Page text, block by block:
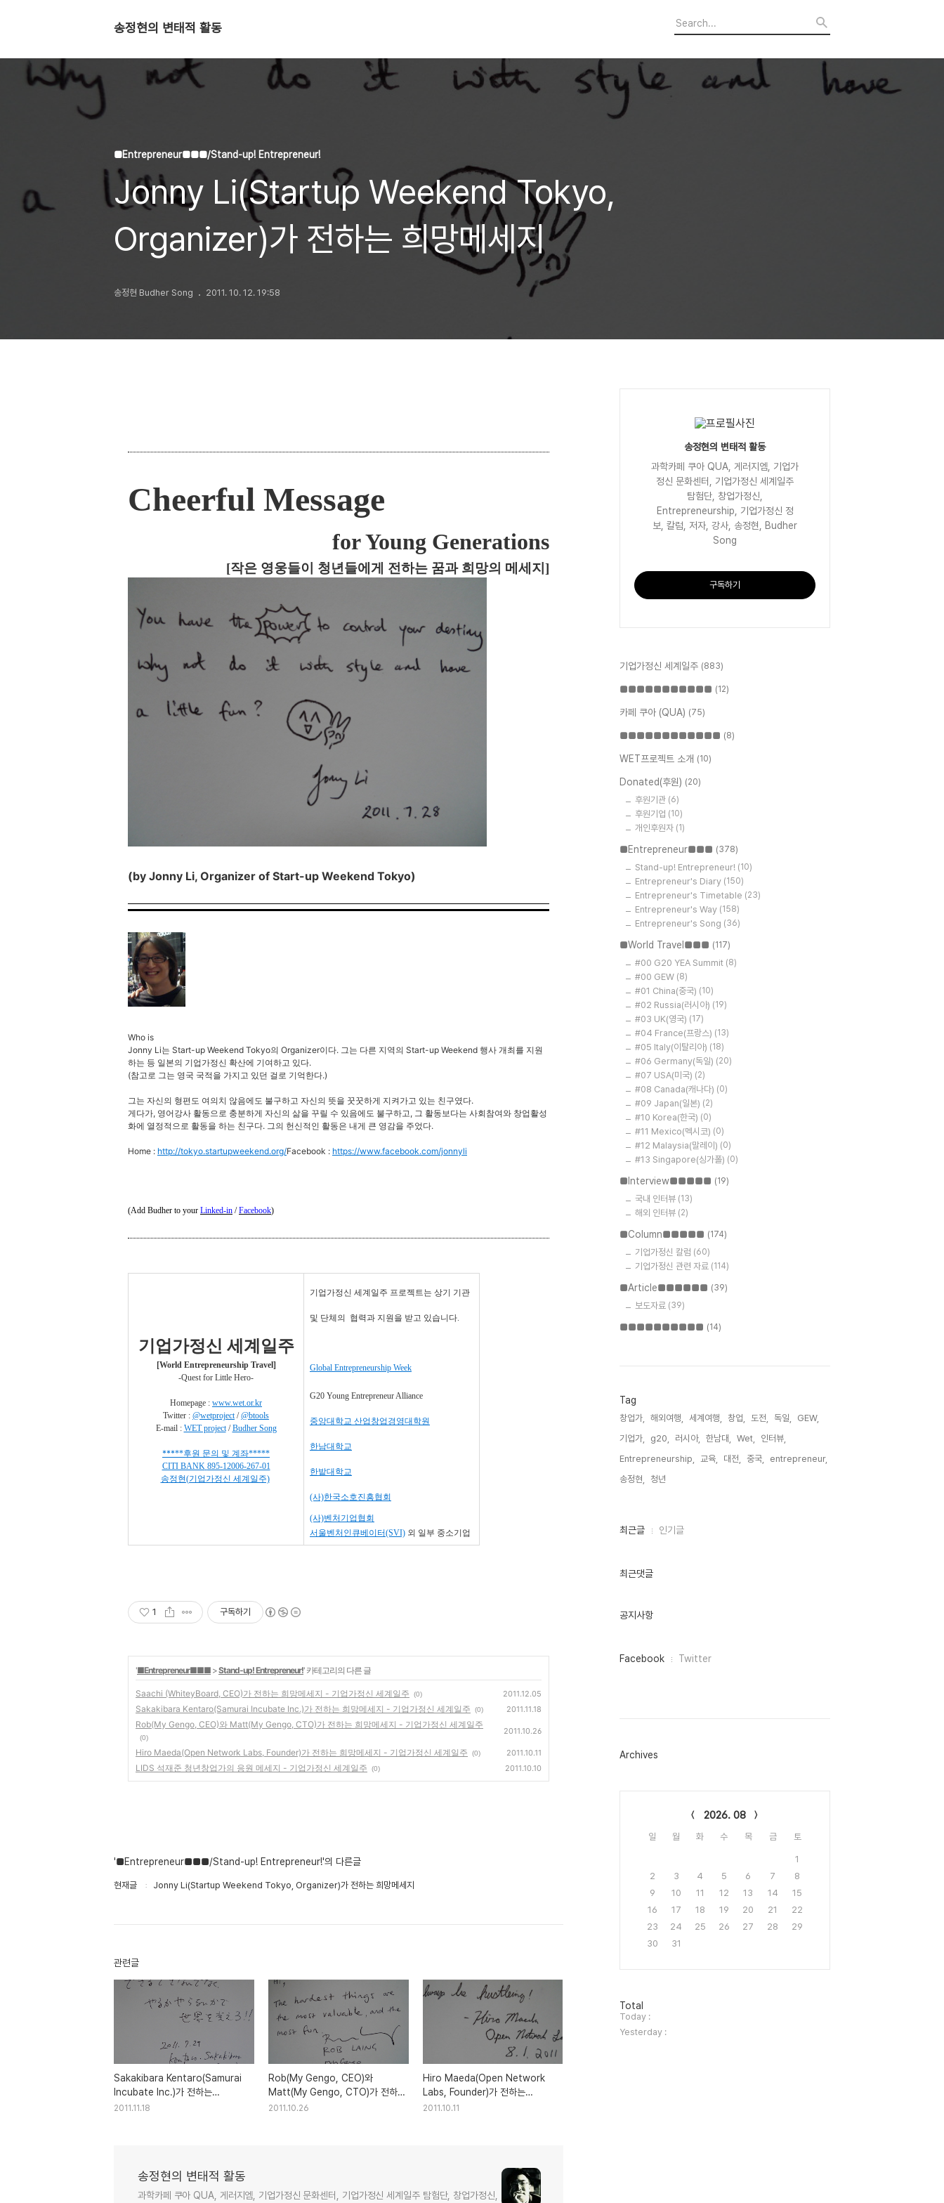
송정현의 변태적 활동
■Entrepreneur■■■/Stand-up! Entrepreneur!
Jonny Li(Startup Weekend Tokyo,
Organizer)가 전하는 희망메세지
송정현 Budher Song 2011. 10. 12. 19:58
Cheerful Message
for Young Generations
[작은 영웅들이 청년들에게 전하는 꿈과 희망의 메세지]
(by Jonny Li, Organizer of Start-up Weekend Tokyo)
Who is
Jonny Li는 Start-up Weekend Tokyo의 Organizer이다. 그는 다른 지역의 Start-up Weekend 행사 개최를 지원
하는 등 일본의 기업가정신 확산에 기여하고 있다.
(참고로 그는 영국 국적을 가지고 있던 걸로 기억한다.)
그는 자신의 형편도 여의치 않음에도 불구하고 자신의 뜻을 꿋꿋하게 지켜가고 있는 친구였다.
게다가, 영어강사 활동으로 충분하게 자신의 삶을 꾸릴 수 있음에도 불구하고, 그 활동보다는 사회참여와 창업활성
화에 열정적으로 활동을 하는 친구다. 그의 헌신적인 활동은 내게 큰 영감을 주었다.
Home : http://tokyo.startupweekend.org/Facebook : https://www.facebook.com/jonnyli
(Add Budher to your Linked-in /Facebook)
기업가정신 세계일주
[World Entrepreneurship Travel]
-Quest for Little Hero-
Homepage : www.wet.or.kr
Twitter : @wetproject/@btools
E-mail : WET project/Budher Song
*****후원 문의 및 계좌*****
CITI BANK 895-12006-267-01
송정현(기업가정신 세계일주)
기업가정신 세계일주 프로젝트는 상기 기관
및 단체의 협력과 지원을 받고 있습니다.
Global Entrepreneurship Week
G20 Young Entrepreneur Alliance
중앙대학교 산업창업경영대학원
한남대학교
한밭대학교
(사)한국소호진흥협회
(사)벤처기업협회
서울벤처인큐베이터(SVI) 외 일부 중소기업
1 구독하기
'■Entrepreneur■■■ >Stand-up! Entrepreneur!' 카테고리의 다른 글
Saachi (WhiteyBoard, CEO)가 전하는 희망메세지 - 기업가정신 세계일주 (0) 2011.12.05
Sakakibara Kentaro(Samurai Incubate Inc.)가 전하는 희망메세지 - 기업가정신 세계일주 (0) 2011.11.18
Rob(My Gengo, CEO)와 Matt(My Gengo, CTO)가 전하는 희망메세지 - 기업가정신 세계일주
(0)
2011.10.26
Hiro Maeda(Open Network Labs, Founder)가 전하는 희망메세지 - 기업가정신 세계일주 (0) 2011.10.11
LIDS 석재준 청년창업가의 응원 메세지 - 기업가정신 세계일주 (0) 2011.10.10
'■Entrepreneur■■■/Stand-up! Entrepreneur!'의 다른글
현재글 Jonny Li(Startup Weekend Tokyo, Organizer)가 전하는 희망메세지
관련글
Sakakibara Kentaro(Samurai
Incubate Inc.)가 전하는
희망메세지 - 기업가정신 세계일주
2011.11.18
Rob(My Gengo, CEO)와
Matt(My Gengo, CTO)가 전하는
희망메세지 - 기업가정신 세계일주
2011.10.26
Hiro Maeda(Open Network
Labs, Founder)가 전하는
희망메세지 - 기업가정신 세계일주
2011.10.11
송정현의 변태적 활동
과학카페 쿠아 QUA, 게러지엠, 기업가정신 문화센터, 기업가정신 세계일주 탐험단, 창업가정신,
송정현의 변태적 활동
과학카페 쿠아 QUA, 게러지엠, 기업가
정신 문화센터, 기업가정신 세계일주
탐험단, 창업가정신,
Entrepreneurship, 기업가정신 정
보, 칼럼, 저자, 강사, 송정현, Budher
Song
구독하기
기업가정신 세계일주 (883)
■■■■■■■■■■■ (12)
카페 쿠아 (QUA) (75)
■■■■■■■■■■■■ (8)
WET프로젝트 소개 (10)
Donated(후원) (20)
후원기관 (6)
후원기업 (10)
개인후원자 (1)
■Entrepreneur■■■ (378)
Stand-up! Entrepreneur! (10)
Entrepreneur's Diary (150)
Entrepreneur's Timetable (23)
Entrepreneur's Way (158)
Entrepreneur's Song (36)
■World Travel■■■ (117)
#00 G20 YEA Summit (8)
#00 GEW (8)
#01 China(중국) (10)
#02 Russia(러시아) (19)
#03 UK(영국) (17)
#04 France(프랑스) (13)
#05 Italy(이탈리아) (18)
#06 Germany(독일) (20)
#07 USA(미국) (2)
#08 Canada(캐나다) (0)
#09 Japan(일본) (2)
#10 Korea(한국) (0)
#11 Mexico(멕시코) (0)
#12 Malaysia(말레이) (0)
#13 Singapore(싱가폴) (0)
■Interview■■■■■ (19)
국내 인터뷰 (13)
해외 인터뷰 (2)
■Column■■■■■ (174)
기업가정신 칼럼 (60)
기업가정신 관련 자료 (114)
■Article■■■■■■ (39)
보도자료 (39)
■■■■■■■■■■ (14)
Tag
창업가, 해외여행, 세계여행, 창업, 도전, 독일,
GEW,
기업가,
g20, 러시아, 한남대, Wet,
인터뷰,
Entrepreneurship,
교육, 대전, 중국,
entrepreneur,
송정현,
청년,
최
인
최근글 인기글
최근댓글
공지사항
페
그
Facebook Twitter
Archives
2026. 08
일 월 화 수 목 금 토
1
2
3 4 5 6 7
8
9
10 11 12 13 14
15
16
17 18 19 20 21
22
23
24 25 26 27 28
29
30
31
방
문
자
수
Total
Today :
Yesterday :